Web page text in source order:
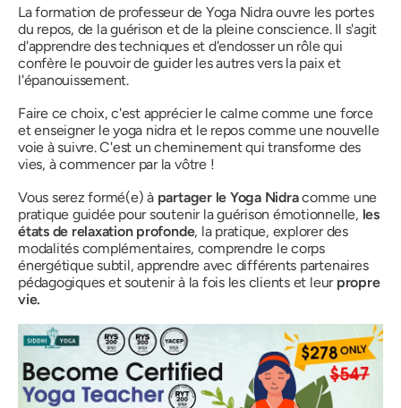
La formation de professeur de Yoga Nidra ouvre les portes
du repos, de la guérison et de la pleine conscience. Il s'agit
d'apprendre des techniques et d'endosser un rôle qui
confère le pouvoir de guider les autres vers la paix et
l'épanouissement.
Faire ce choix, c'est apprécier le calme comme une force
et enseigner le yoga nidra et le repos comme une nouvelle
voie à suivre. C'est un cheminement qui transforme des
vies, à commencer par la vôtre !
Vous serez formé(e) à partager le Yoga Nidracomme une
pratique guidée pour soutenir la guérison émotionnelle, les
états de relaxation profonde, la pratique, explorer des
modalités complémentaires, comprendre le corps
énergétique subtil, apprendre avec différents partenaires
pédagogiques et soutenir à la fois les clients et leur propre
vie.